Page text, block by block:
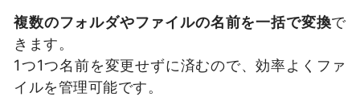
複数のフォルダやファイルの名前を一括で変換で
きます。
1つ1つ名前を変更せずに済むので、効率よくファ
イルを管理可能です。